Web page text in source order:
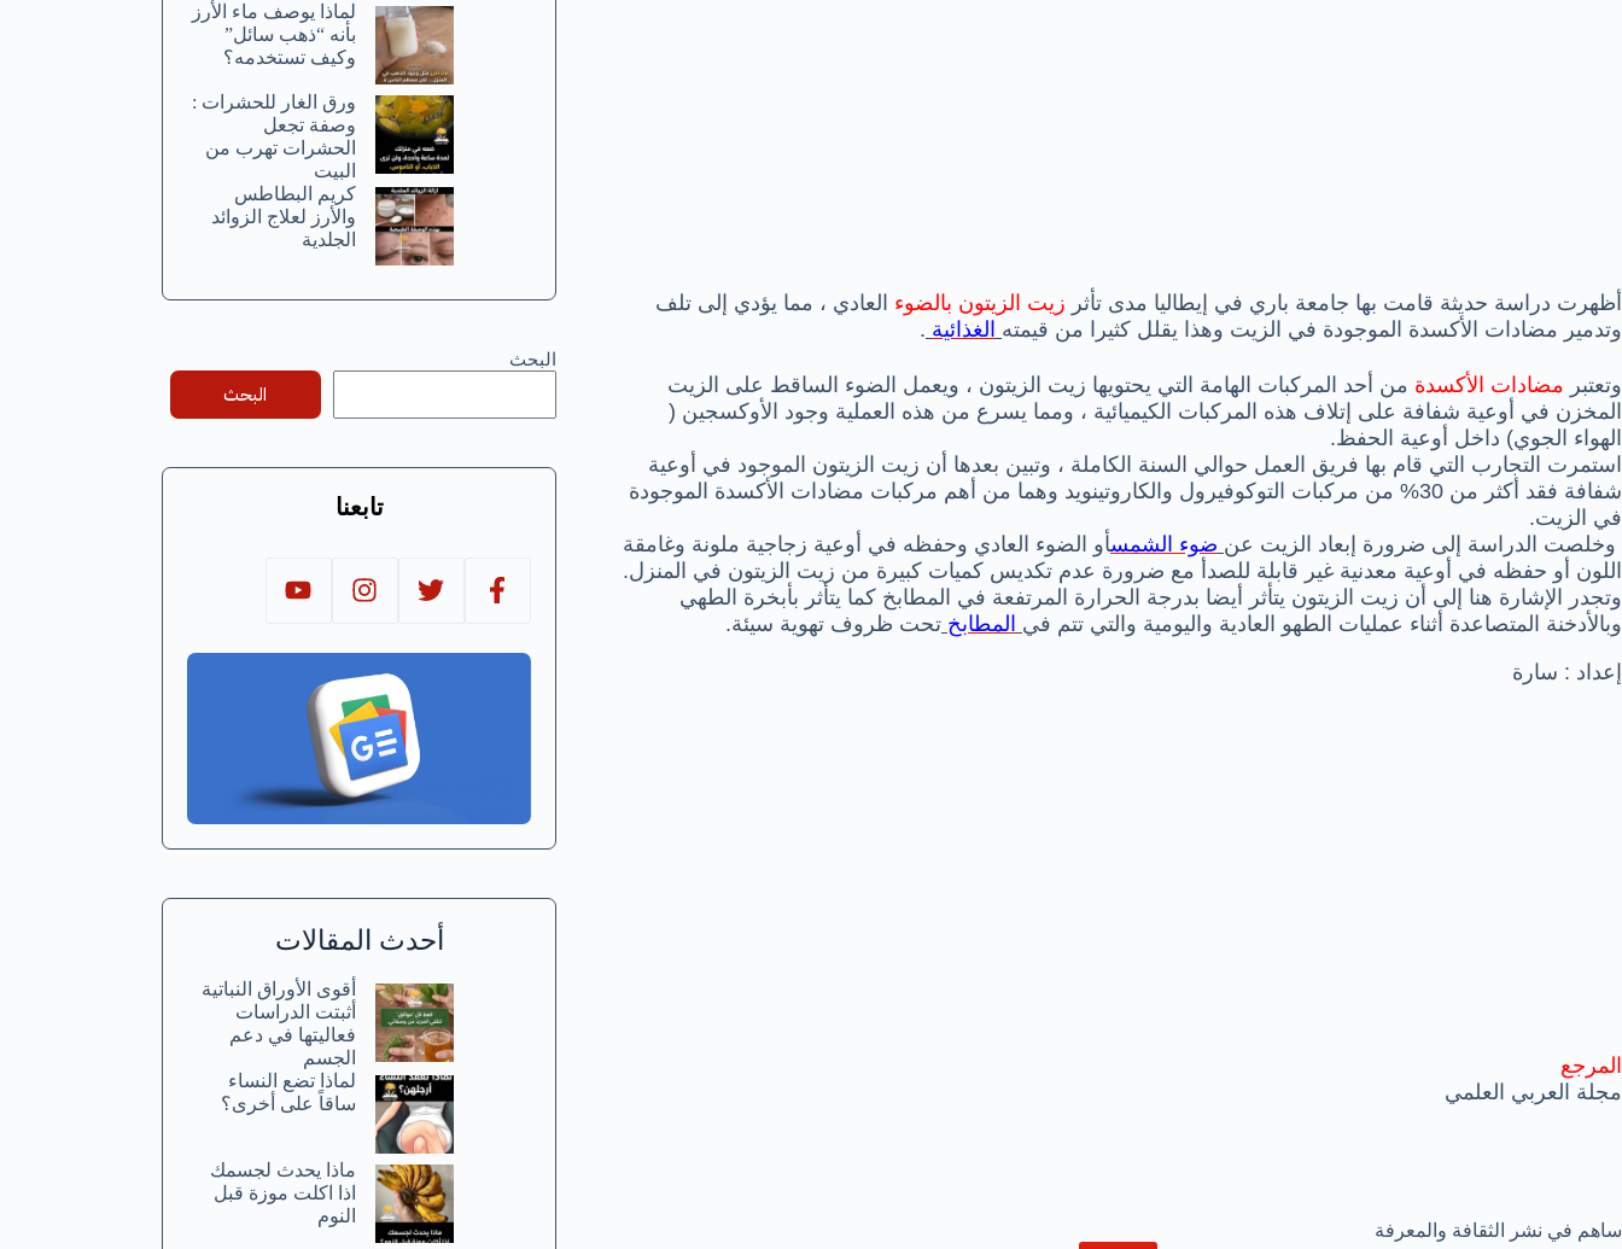
أظهرت دراسة حديثة قامت بها جامعة باري في إيطاليا مدى تأثر زيت الزيتون بالضوء العادي ، مما يؤدي إلى تلف
وتدمير مضادات الأكسدة الموجودة في الزيت وهذا يقلل كثيرا من قيمته الغذائية .
وتعتبر مضادات الأكسدة من أحد المركبات الهامة التي يحتويها زيت الزيتون ، ويعمل الضوء الساقط على الزيت
المخزن في أوعية شفافة على إتلاف هذه المركبات الكيميائية ، ومما يسرع من هذه العملية وجود الأوكسجين (
الهواء الجوي) داخل أوعية الحفظ.
استمرت التجارب التي قام بها فريق العمل حوالي السنة الكاملة ، وتبين بعدها أن زيت الزيتون الموجود في أوعية
شفافة فقد أكثر من 30% من مركبات التوكوفيرول والكاروتينويد وهما من أهم مركبات مضادات الأكسدة الموجودة
في الزيت.
وخلصت الدراسة إلى ضرورة إبعاد الزيت عن ضوء الشمسأو الضوء العادي وحفظه في أوعية زجاجية ملونة وغامقة
اللون أو حفظه في أوعية معدنية غير قابلة للصدأ مع ضرورة عدم تكديس كميات كبيرة من زيت الزيتون في المنزل.
وتجدر الإشارة هنا إلى أن زيت الزيتون يتأثر أيضا بدرجة الحرارة المرتفعة في المطابخ كما يتأثر بأبخرة الطهي
وبالأدخنة المتصاعدة أثناء عمليات الطهو العادية واليومية والتي تتم في المطابخ تحت ظروف تهوية سيئة.
إعداد : سارة
المرجع
مجلة العربي العلمي
ساهم في نشر الثقافة والمعرفة
لماذا يوصف ماء الأرز
بأنه “ذهب سائل”
وكيف تستخدمه؟
ورق الغار للحشرات :
وصفة تجعل
الحشرات تهرب من
البيت
كريم البطاطس
والأرز لعلاج الزوائد
الجلدية
البحث
البحث
تابعنا
أحدث المقالات
أقوى الأوراق النباتية
أثبتت الدراسات
فعاليتها في دعم
الجسم
لماذا تضع النساء
ساقاً على أخرى؟
ماذا يحدث لجسمك
اذا اكلت موزة قبل
النوم